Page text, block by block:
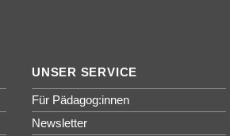
UNSER SERVICE
Für Pädagog:innen
Newsletter